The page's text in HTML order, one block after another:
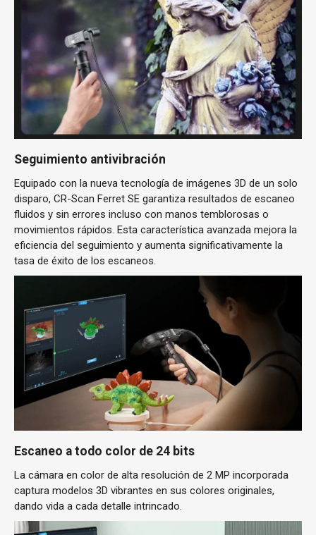
Seguimiento antivibración
Equipado con la nueva tecnología de imágenes 3D de un solo
disparo, CR-Scan Ferret SE garantiza resultados de escaneo
fluidos y sin errores incluso con manos temblorosas o
movimientos rápidos. Esta característica avanzada mejora la
eficiencia del seguimiento y aumenta significativamente la
tasa de éxito de los escaneos.
Escaneo a todo color de 24 bits
La cámara en color de alta resolución de 2 MP incorporada
captura modelos 3D vibrantes en sus colores originales,
dando vida a cada detalle intrincado.